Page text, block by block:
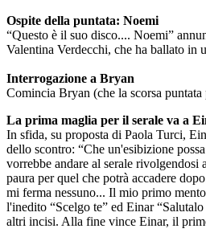
Ospite della puntata: Noemi
“Questo è il suo disco.... Noemi”
Valentina Verdecchi, che ha ballato in
Interrogazione a Bryan
Comincia Bryan (che la scorsa
La prima maglia per il serale va a
In sfida, su proposta di Paola Turci,
dello scontro: “Che un'esibizione
vorrebbe andare al serale
paura per quel che potrà accadere
mi ferma nessuno... Il mio primo
l'inedito “Scelgo te” ed Einar
altri incisi. Alla fine vince Einar, il